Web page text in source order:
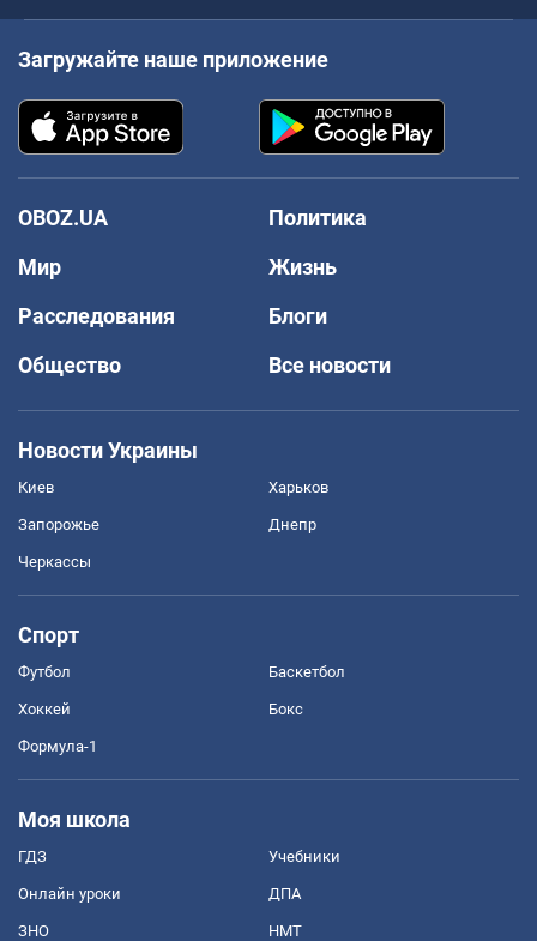
Загружайте наше приложение
OBOZ.UA
Политика
Мир
Жизнь
Расследования
Блоги
Общество
Все новости
Новости Украины
Киев Харьков
Запорожье Днепр
Черкассы
Спорт
Футбол Баскетбол
Хоккей Бокс
Формула-1
Моя школа
ГДЗ Учебники
Онлайн уроки ДПА
ЗНО НМТ